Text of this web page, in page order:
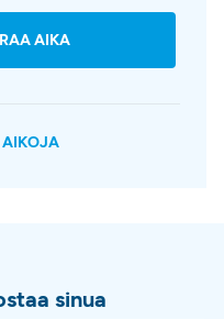
AIKA
sinua